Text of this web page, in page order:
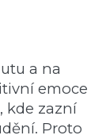
a na
emoce
kde zazní
Proto